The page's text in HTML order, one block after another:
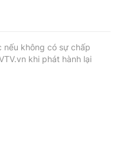
nếu không có sự chấp
khi phát hành lại